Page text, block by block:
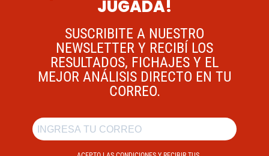
JUGADA!
SUSCRIBITE A NUESTRO
NEWSLETTER Y RECIBÍ LOS
RESULTADOS, FICHAJES Y EL
MEJOR ANÁLISIS DIRECTO EN TU
CORREO.